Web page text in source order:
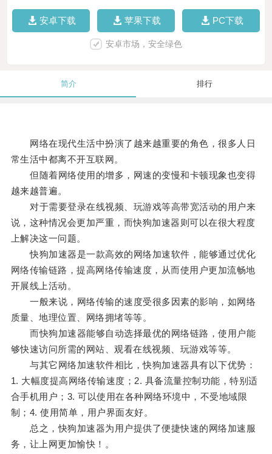
安卓下载 苹果下载 PC下载
安卓市场，安全绿色
简介 排行
网络在现代生活中扮演了越来越重要的角色，很多人日
常生活中都离不开互联网。
但随着网络使用的增多，网速的变慢和卡顿现象也变得
越来越普遍。
对于需要登录在线视频、玩游戏等高带宽活动的用户来
说，这种情况会更加严重，而快狗加速器则可以在很大程度
上解决这一问题。
快狗加速器是一款高效的网络加速软件，能够通过优化
网络传输链路，提高网络传输速度，从而使用户更加流畅地
开展线上活动。
一般来说，网络传输的速度受很多因素的影响，如网络
质量、地理位置、网络拥堵等等。
而快狗加速器能够自动选择最优的网络链路，使用户能
够快速访问所需的网站、观看在线视频、玩游戏等等。
与其它网络加速软件相比，快狗加速器具有以下优势：
1. 大幅度提高网络传输速度；2. 具备流量控制功能，特别适
合手机用户；3. 可以使用在各种网络环境中，不受地域限
制；4. 使用简单，用户界面友好。
总之，快狗加速器为用户提供了便捷快速的网络加速服
务，让上网更加愉快！。